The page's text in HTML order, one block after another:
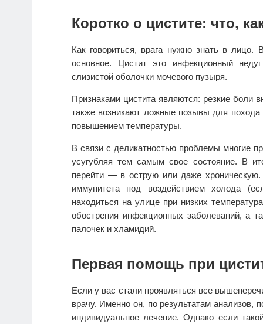
Коротко о цистите: что,
Как говориться, врага нужно знать в
основное. Цистит это инфекционный
слизистой оболочки мочевого пузыря.
Признаками цистита являются: резкие боли
также возникают ложные позывы для похода
повышением температуры.
В связи с деликатностью проблемы многие
усугубляя тем самым свое состояние. В
перейти — в острую или даже
иммунитета под воздействием холода
находиться на улице при низких
обострения инфекционных заболеваний, а
палочек и хламидий.
Первая помощь при
Если у вас стали проявляться все
врачу. Именно он, по результатам анализов,
индивидуальное лечение. Однако если